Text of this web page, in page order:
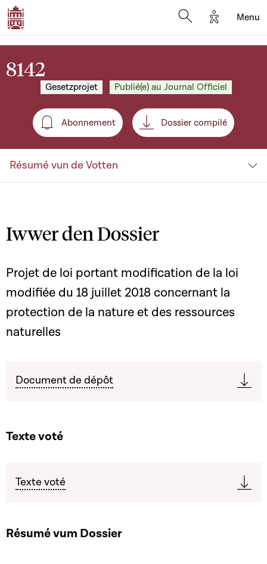
Options
Menu
8142
Gesetzprojet Publié(e) au Journal Officiel
Abonnement
Abonnement Dossier compilé
Résumé vun de Votten
Iwwer den Dossier
Projet de loi portant modification de la loi
modifiée du 18 juillet 2018 concernant la
protection de la nature et des ressources
naturelles
Document de dépôt
Texte voté
Texte voté
Résumé vum Dossier